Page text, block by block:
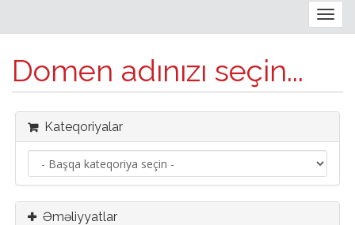
Domen adınızı seçin...
Kateqoriyalar
Əməliyyatlar